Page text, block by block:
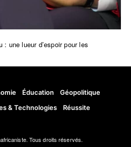
: une lueur d’espoir pour les
Éducation
Géopolitique
& Technologies Réussite
Tous droits réservés.